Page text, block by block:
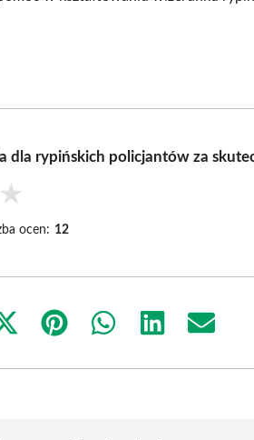
dla rypińskich policjantów za
★
ocen: 12
Share
(Twitter)
Share
Share
Share
Share